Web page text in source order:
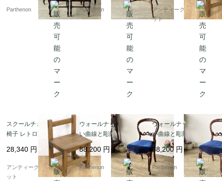
快適な座り心地。【c3
Parthenon
ンザーチェア【c349】
Parthenon
いい 小ぶり
アンティークブルーパロ
ット
スクールチェア 学校の
椅子 レトロ家具 教室
ヴィンテージ アンティ
ーク 日本製 子供 かわ
28,340 円
アンティークブルーパロ
ット
ウォールナットの美し
い曲線と彫刻が目を惹
く、空間を優雅に彩る
気品あるバルーンチェ
ア【c237-2】
88,200 円
Parthenon
ウォールナットの美し
い曲線と彫刻が目を惹
く、空間を優雅に彩る
気品あるバルーンチェ
ア【c237-1】
88,200 円
Parthenon